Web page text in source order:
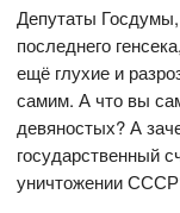
Депутаты
последнего
ещё глухие и
самим. А что вы
девяностых? А
государственный
уничтожении